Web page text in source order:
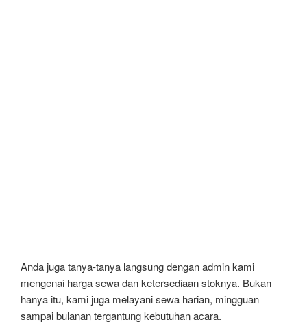
Anda juga tanya-tanya langsung dengan admin kami
mengenai harga sewa dan ketersediaan stoknya. Bukan
hanya itu, kami juga melayani sewa harian, mingguan
sampai bulanan tergantung kebutuhan acara.